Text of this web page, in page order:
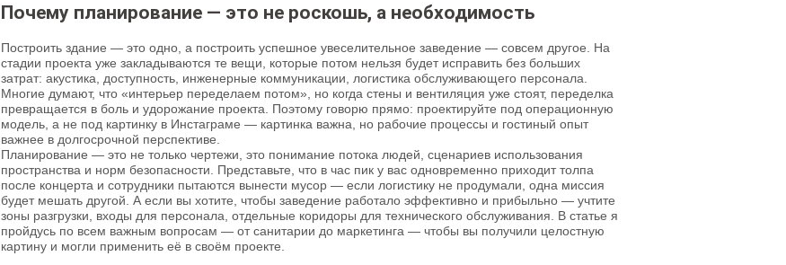
Почему планирование — это не роскошь, а необходимость
Построить здание — это одно, а построить успешное увеселительное заведение — совсем другое. На
стадии проекта уже закладываются те вещи, которые потом нельзя будет исправить без больших
затрат: акустика, доступность, инженерные коммуникации, логистика обслуживающего персонала.
Многие думают, что «интерьер переделаем потом», но когда стены и вентиляция уже стоят, переделка
превращается в боль и удорожание проекта. Поэтому говорю прямо: проектируйте под операционную
модель, а не под картинку в Инстаграме — картинка важна, но рабочие процессы и гостиный опыт
важнее в долгосрочной перспективе.
Планирование — это не только чертежи, это понимание потока людей, сценариев использования
пространства и норм безопасности. Представьте, что в час пик у вас одновременно приходит толпа
после концерта и сотрудники пытаются вынести мусор — если логистику не продумали, одна миссия
будет мешать другой. А если вы хотите, чтобы заведение работало эффективно и прибыльно — учтите
зоны разгрузки, входы для персонала, отдельные коридоры для технического обслуживания. В статье я
пройдусь по всем важным вопросам — от санитарии до маркетинга — чтобы вы получили целостную
картину и могли применить её в своём проекте.